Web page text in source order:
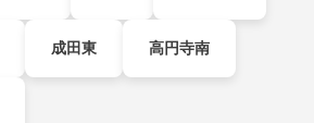
成田東 高円寺南